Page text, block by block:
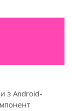
з Android-